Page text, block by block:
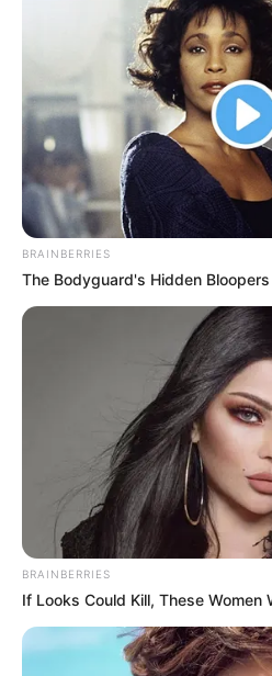
BRAINBERRIES
The Bodyguard's Hidden Bloopers
BRAINBERRIES
If Looks Could Kill, These Women